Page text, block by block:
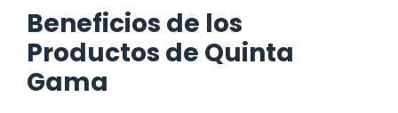
Beneficios de los
Productos de Quinta
Gama